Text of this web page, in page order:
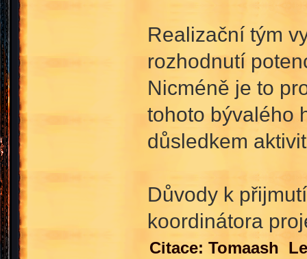
Realizační tým
rozhodnutí
Nicméně je to
tohoto bývalého
důsledkem
Důvody k
koordinátora
Citace: Tomaash